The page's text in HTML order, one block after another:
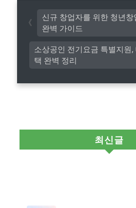
소상공인 전기요금 특별지원,
택 완벽 정리
신규 창업자를 위한 청년
완벽 가이드
최신글